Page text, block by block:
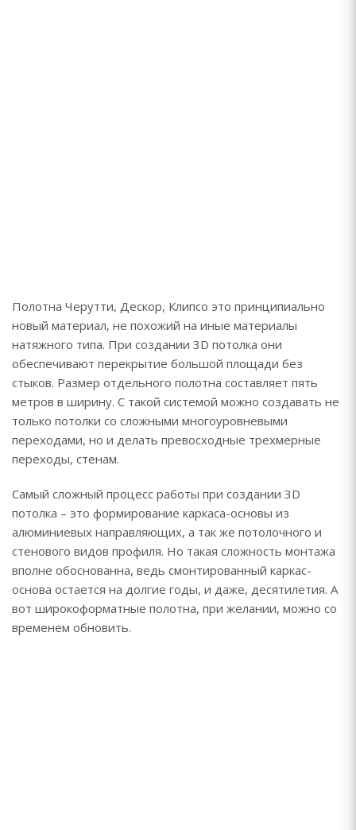
Полотна Черутти, Дескор, Клипсо это принципиально
новый материал, не похожий на иные материалы
натяжного типа. При создании 3D потолка они
обеспечивают перекрытие большой площади без
стыков. Размер отдельного полотна составляет пять
метров в ширину. С такой системой можно создавать не
только потолки со сложными многоуровневыми
переходами, но и делать превосходные трехмерные
переходы, стенам.
Самый сложный процесс работы при создании 3D
потолка – это формирование каркаса-основы из
алюминиевых направляющих, а так же потолочного и
стенового видов профиля. Но такая сложность монтажа
вполне обоснованна, ведь смонтированный каркас-
основа остается на долгие годы, и даже, десятилетия. А
вот широкоформатные полотна, при желании, можно со
временем обновить.